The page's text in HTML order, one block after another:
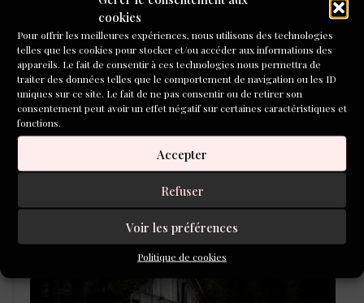
cookies
Pour offrir les meilleures expériences, nous utilisons des technologies
telles que les cookies pour stocker et/ou accéder aux informations des
appareils. Le fait de consentir à ces technologies nous permettra de
traiter des données telles que le comportement de navigation ou les ID
uniques sur ce site. Le fait de ne pas consentir ou de retirer son
consentement peut avoir un effet négatif sur certaines caractéristiques et
fonctions.
Accepter
Refuser
Voir les préférences
Politique de cookies
LAURÉATS DU CONCOURS DE